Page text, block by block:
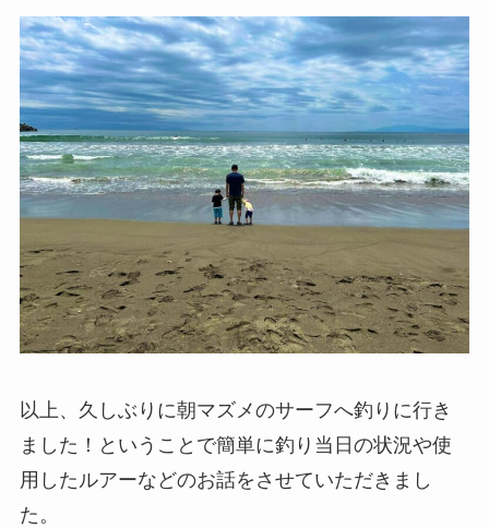
以上、久しぶりに朝マズメのサーフへ釣りに行き
ました！ということで簡単に釣り当日の状況や使
用したルアーなどのお話をさせていただきまし
た。